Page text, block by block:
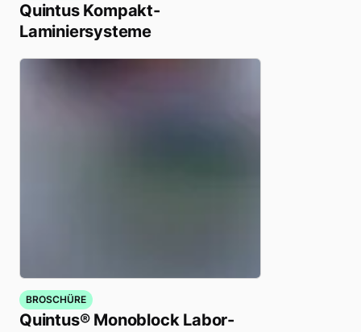
Quintus Kompakt-
Laminiersysteme
BROSCHÜRE
Quintus® Monoblock Labor-